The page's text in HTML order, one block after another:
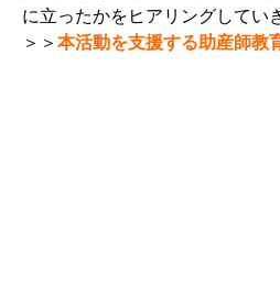
に立ったかをヒアリングしてい
＞＞ 本活動を支援する助産師教